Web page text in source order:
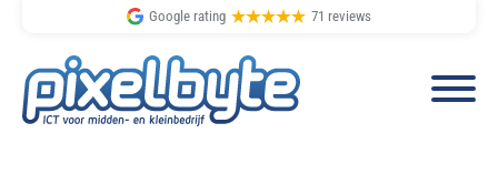
Google rating 71 reviews